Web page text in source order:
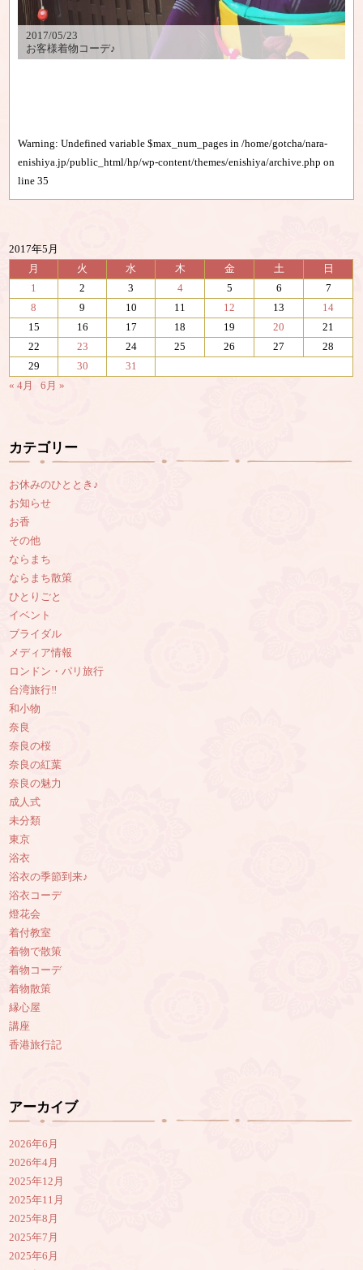
2017/05/23
お客様着物コーデ♪
Warning: Undefined variable $max_num_pages in/home/gotcha/nara-
enishiya.jp/public_html/hp/wp-content/themes/enishiya/archive.php on
line35
2017年5月
月
火 水 木 金 土
日
1
2 3 4 5 6
7
8
9 10 11 12 13
14
15
16 17 18 19 20
21
22
23 24 25 26 27
28
29
30
31
« 4月
6月 »
カテゴリー
お休みのひととき♪
お知らせ
お香
その他
ならまち
ならまち散策
ひとりごと
イベント
ブライダル
メディア情報
ロンドン・パリ旅行
台湾旅行‼︎
和小物
奈良
奈良の桜
奈良の紅葉
奈良の魅力
成人式
未分類
東京
浴衣
浴衣の季節到来♪
浴衣コーデ
燈花会
着付教室
着物で散策
着物コーデ
着物散策
縁心屋
講座
香港旅行記
アーカイブ
2026年6月
2026年4月
2025年12月
2025年11月
2025年8月
2025年7月
2025年6月